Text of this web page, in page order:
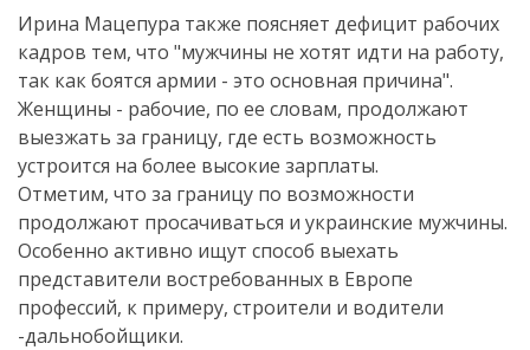
Ирина Мацепура также поясняет дефицит рабочих
кадров тем, что "мужчины не хотят идти на работу,
так как боятся армии - это основная причина".
Женщины - рабочие, по ее словам, продолжают
выезжать за границу, где есть возможность
устроится на более высокие зарплаты.
Отметим, что за границу по возможности
продолжают просачиваться и украинские мужчины.
Особенно активно ищут способ выехать
представители востребованных в Европе
профессий, к примеру, строители и водители
-дальнобойщики.